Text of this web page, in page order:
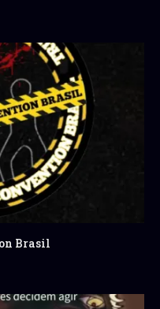
Brasil